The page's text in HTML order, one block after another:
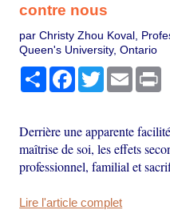
contre nous
par Christy Zhou Koval,
Queen's University, Ontario
PartagerFacebook
TwitterEmail
Derrière une apparente
maîtrise de soi, les effets
professionnel, familial et
Lire l'article complet